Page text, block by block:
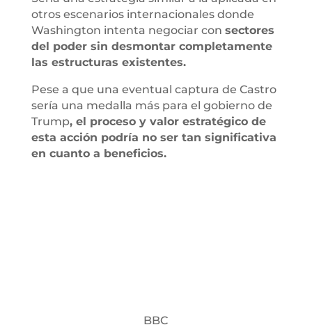
otros escenarios internacionales donde
Washington intenta negociar con sectores
del poder sin desmontar completamente
las estructuras existentes.
Pese a que una eventual captura de Castro
sería una medalla más para el gobierno de
Trump, el proceso y valor estratégico de
esta acción podría no ser tan significativa
en cuanto a beneficios.
BBC